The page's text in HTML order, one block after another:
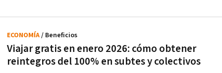
Viajar gratis en enero 2026: cómo obtener
reintegros del 100% en subtes y colectivos
ECONOMÍA/ Beneficios